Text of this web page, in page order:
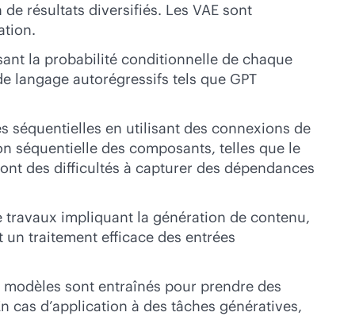
résultats diversifiés. Les VAE sont
la probabilité conditionnelle de chaque
langage autorégressifs tels que GPT
séquentielles en utilisant des connexions de
séquentielle des composants, telles que le
des difficultés à capturer des dépendances
impliquant la génération de contenu,
un traitement efficace des entrées
sont entraînés pour prendre des
cas d’application à des tâches génératives,